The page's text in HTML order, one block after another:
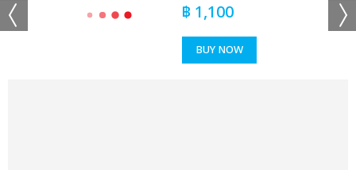
฿ 1,100
BUY NOW